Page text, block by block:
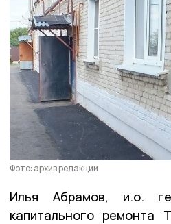
Фото: архив редакции
Илья Абрамов, и.о.
капитального ремонта